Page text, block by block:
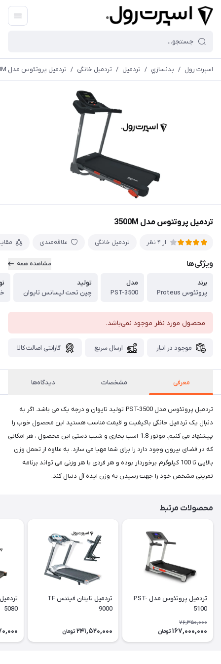
اسپرت رول / بدنسازي / تردميل / تردمیل خانگی / تردمیل پروتئوس مدل 3500M
تردمیل پروتئوس مدل 3500M
از 4 نظر تردمیل خانگی علاقه‌مندی
ویژگی‌ها مشاهده همه
برند
پروتئوس Proteus
مدل
PST-3500
تولید
چین تحت لیسانس تایوان
محصول مورد نظر موجود نمی‌باشد.
موجود در انبار ارسال سریع گارانتی اصالت کالا
معرفی مشخصات دیدگاه‌ها
تردمیل پروتئوس مدل PST-3500 تولید تایوان و درجه یک می باشد. اگر به
دنبال یک تردمیل خانگی باکیفیت و قیمت مناسب هستید این محصول خوب را
پیشنهاد می کنیم. موتور 1.8 اسب بخاری و شیب دستی این محصول ، هر امکانی
که در فضای بیرون وجود دارد را برای شما مهیا می سازد. به علاوه از تحمل وزن
بالایی تا 100 کیلوگرم برخوردار بوده و هر فردی با هر وزنی می تواند برنامه
تمرینی مشخص خود را جهت رسیدن به وزن ایده آل دنبال کند.
محصولات مرتبط
تردمیل پروتئوس مدل PST-
5100
76,350,000
167,000,000 تومان
تردمیل تایتان فیتنس TF
9000
241,520,000 تومان
5080